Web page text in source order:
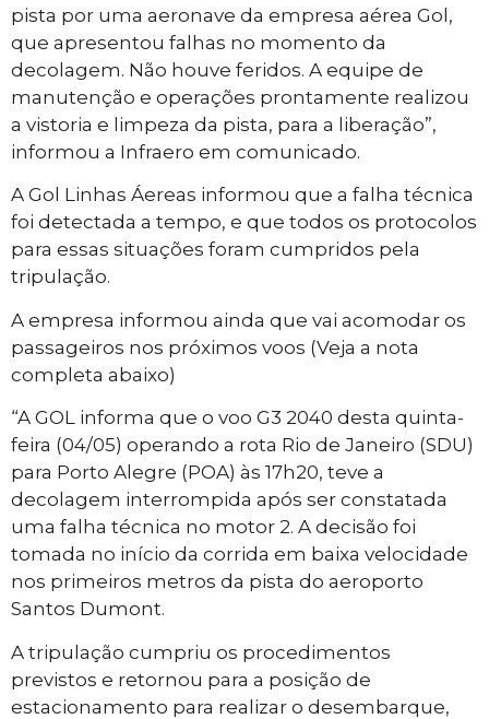
pista por uma aeronave da empresa aérea Gol,
que apresentou falhas no momento da
decolagem. Não houve feridos. A equipe de
manutenção e operações prontamente realizou
a vistoria e limpeza da pista, para a liberação”,
informou a Infraero em comunicado.
A Gol Linhas Áereas informou que a falha técnica
foi detectada a tempo, e que todos os protocolos
para essas situações foram cumpridos pela
tripulação.
A empresa informou ainda que vai acomodar os
passageiros nos próximos voos (Veja a nota
completa abaixo)
“A GOL informa que o voo G3 2040 desta quinta-
feira (04/05) operando a rota Rio de Janeiro (SDU)
para Porto Alegre (POA) às 17h20, teve a
decolagem interrompida após ser constatada
uma falha técnica no motor 2. A decisão foi
tomada no início da corrida em baixa velocidade
nos primeiros metros da pista do aeroporto
Santos Dumont.
A tripulação cumpriu os procedimentos
previstos e retornou para a posição de
estacionamento para realizar o desembarque,